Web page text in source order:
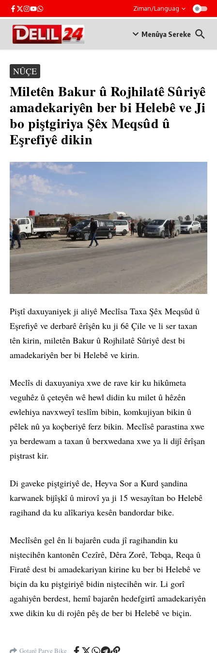
Skip to content Ziman/Languag
Menûya Sereke
NÛÇE
Miletên Bakur û Rojhilatê Sûriyê
amadekariyên ber bi Helebê ve Ji
bo piştgiriya Şêx Meqsûd û
Eşrefiyê dikin
Piştî daxuyaniyek ji aliyê Meclîsa Taxa Şêx Meqsûd û
Eşrefiyê ve derbarê êrîşên ku ji 6ê Çile ve li ser taxan
tên kirin, miletên Bakur û Rojhilatê Sûriyê dest bi
amadekariyên ber bi Helebê ve kirin.
Meclîs di daxuyaniya xwe de rave kir ku hikûmeta
veguhêz û çeteyên wê hewl didin ku milet û hêzên
ewlehiya navxweyî teslîm bibin, komkujiyan bikin û
pêlek nû ya koçberiyê ferz bikin. Meclîsê parastina xwe
ya berdewam a taxan û berxwedana xwe ya li dijî êrîşan
piştrast kir.
Di gaveke piştgiriyê de, Heyva Sor a Kurd şandina
karwanek bijîşkî û mirovî ya ji 15 wesayîtan bo Helebê
ragihand da ku alîkariya kesên bandordar bike.
Meclîsên gel ên li bajarên cuda jî ragihandin ku
niştecihên kantonên Cezîrê, Dêra Zorê, Tebqa, Reqa û
Firatê dest bi amadekariyan kirine ku ber bi Helebê ve
biçin da ku piştgiriyê bidin niştecihên wir. Li gorî
agahiyên berdest, hemî bajarên hedefgirtî amadekariyên
xwe dikin ku di rojên pêş de ber bi Helebê ve biçin.
Gotarê Parve Bike